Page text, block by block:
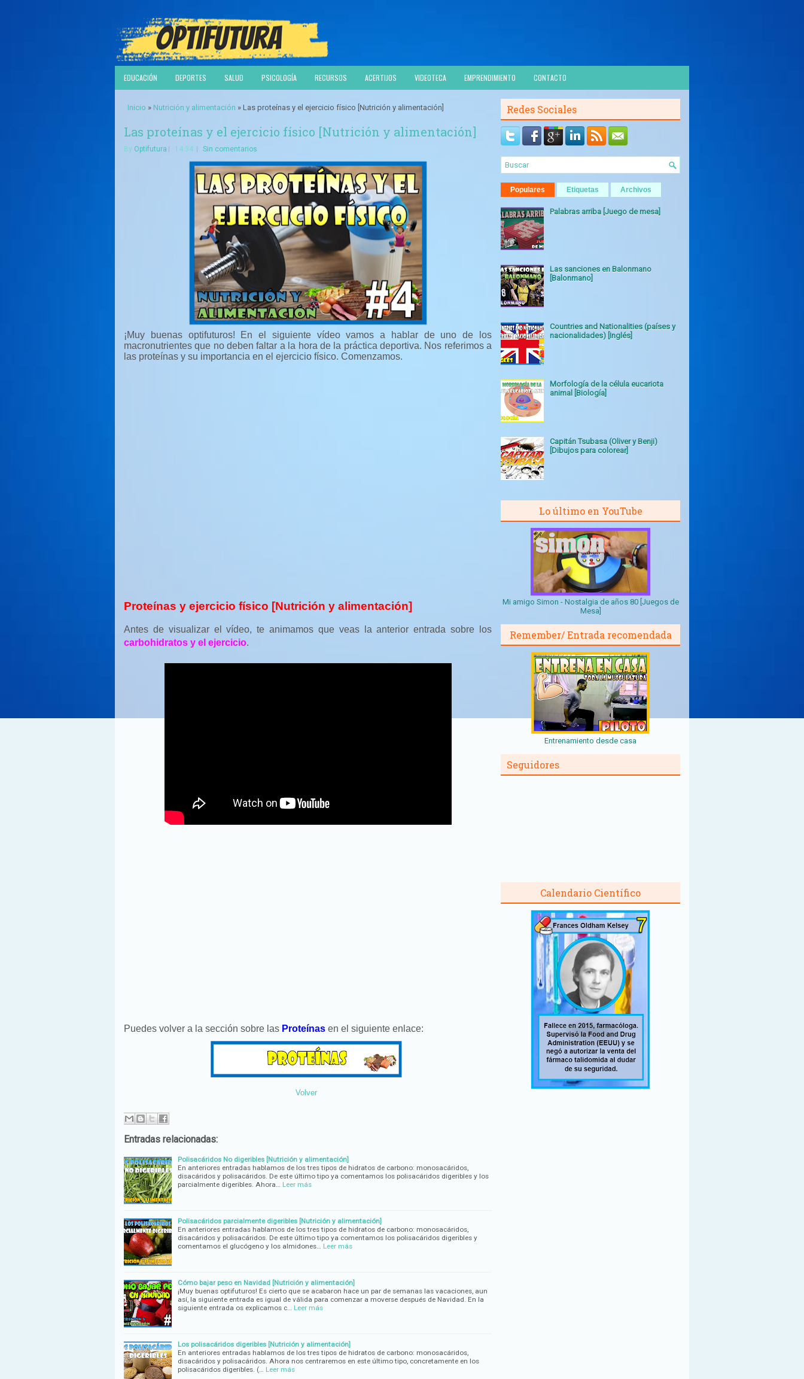
EDUCACIÓN DEPORTES SALUD PSICOLOGÍA RECURSOS ACERTIJOS VIDEOTECA EMPRENDIMIENTO CONTACTO
Inicio » Nutrición y alimentación » Las proteínas y el ejercicio físico [Nutrición y alimentación]
Las proteínas y el ejercicio físico [Nutrición y alimentación]
By Optifutura 14:34 Sin comentarios
¡Muy buenas optifuturos! En el siguiente vídeo vamos a hablar de uno de los
macronutrientes que no deben faltar a la hora de la práctica deportiva. Nos referimos a
las proteínas y su importancia en el ejercicio físico. Comenzamos.
Proteínas y ejercicio físico [Nutrición y alimentación]
Antes de visualizar el vídeo, te animamos que veas la anterior entrada sobre los
carbohidratos y el ejercicio.
Puedes volver a la sección sobre las Proteínas en el siguiente enlace:
Volver
Entradas relacionadas:
Polisacáridos No digeribles [Nutrición y alimentación]
En anteriores entradas hablamos de los tres tipos de hidratos de carbono: monosacáridos,
disacáridos y polisacáridos. De este último tipo ya comentamos los polisacáridos digeribles y los
parcialmente digeribles. Ahora… Leer más
Polisacáridos parcialmente digeribles [Nutrición y alimentación]
En anteriores entradas hablamos de los tres tipos de hidratos de carbono: monosacáridos,
disacáridos y polisacáridos. De este último tipo ya comentamos los polisacáridos digeribles y
comentamos el glucógeno y los almidones… Leer más
Cómo bajar peso en Navidad [Nutrición y alimentación]
¡Muy buenas optifuturos! Es cierto que se acabaron hace un par de semanas las vacaciones, aun
así, la siguiente entrada es igual de válida para comenzar a moverse después de Navidad. En la
siguiente entrada os explicamos c… Leer más
Los polisacáridos digeribles [Nutrición y alimentación]
En anteriores entradas hablamos de los tres tipos de hidratos de carbono: monosacáridos,
disacáridos y polisacáridos. Ahora nos centraremos en este último tipo, concretamente en los
polisacáridos digeribles. (… Leer más
Redes Sociales
Populares Etiquetas Archivos
Palabras arriba [Juego de mesa]
Las sanciones en Balonmano
[Balonmano]
Countries and Nationalities (países y
nacionalidades) [Inglés]
Morfología de la célula eucariota
animal [Biología]
Capitán Tsubasa (Oliver y Benji)
[Dibujos para colorear]
Lo último en YouTube
Mi amigo Simon - Nostalgia de años 80 [Juegos de
Mesa]
Remember/ Entrada recomendada
Entrenamiento desde casa
Seguidores
Calendario Científico